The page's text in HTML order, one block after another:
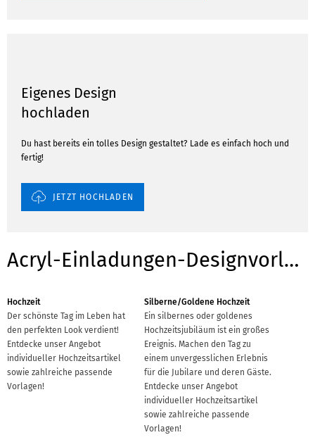
Eigenes Design
hochladen
Du hast bereits ein tolles Design gestaltet? Lade es einfach hoch und
fertig!
JETZT HOCHLADEN
Acryl-Einladungen-Designvorlagen für Anlässe
Hochzeit
Der schönste Tag im Leben hat
den perfekten Look verdient!
Entdecke unser Angebot
individueller Hochzeitsartikel
sowie zahlreiche passende
Vorlagen!
Silberne/Goldene Hochzeit
Ein silbernes oder goldenes
Hochzeitsjubiläum ist ein großes
Ereignis. Machen den Tag zu
einem unvergesslichen Erlebnis
für die Jubilare und deren Gäste.
Entdecke unser Angebot
individueller Hochzeitsartikel
sowie zahlreiche passende
Vorlagen!